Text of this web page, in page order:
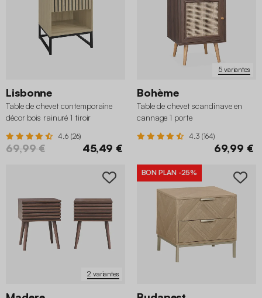
Lisbonne
Table de chevet contemporaine
décor bois rainuré 1 tiroir
4.6 (26)
69,99 € 45,49 €
5 variantes
Bohème
Table de chevet scandinave en
cannage 1 porte
4.3 (164)
69,99 €
2 variantes
BON PLAN -25%